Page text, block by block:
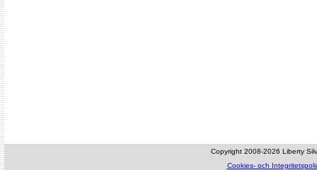
Copyright 2008-2026 Liberty
Cookies- och